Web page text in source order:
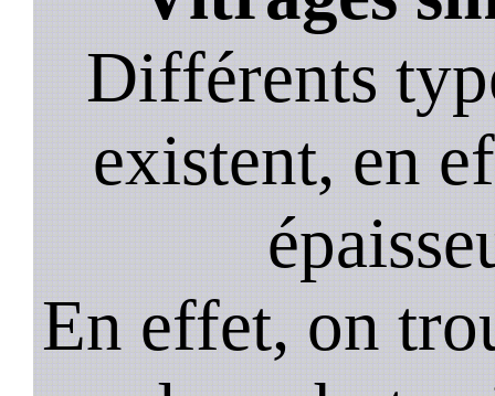
Différents
existent, en
En effet, on